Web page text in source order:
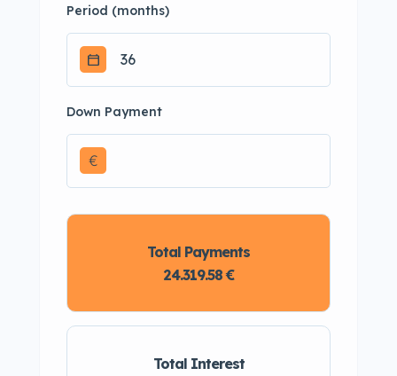
Period (months)
Down Payment
€
Total Interest
Total Payments
24.319.58 €